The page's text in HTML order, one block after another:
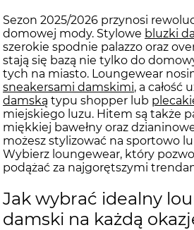
Sezon 2025/2026 przynosi
domowej mody. Stylowe bluzki
szerokie spodnie palazzo oraz
stają się bazą nie tylko do
tych na miasto. Loungewear
sneakersami damskimi, a całość
damską typu shopper lub
miejskiego luzu. Hitem są także
miękkiej bawełny oraz
możesz stylizować na sportowo
Wybierz loungewear, który
podążać za najgorętszymi
Jak wybrać idealny
damski na każdą